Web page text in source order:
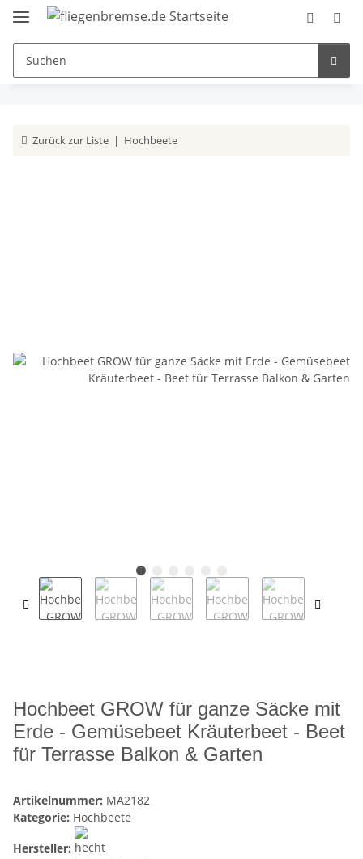
Zurück zur Liste Hochbeete
Hochbeet GROW für ganze Säcke mit
Erde - Gemüsebeet Kräuterbeet - Beet
für Terrasse Balkon & Garten
Artikelnummer: MA2182
Kategorie: Hochbeete
Hersteller: